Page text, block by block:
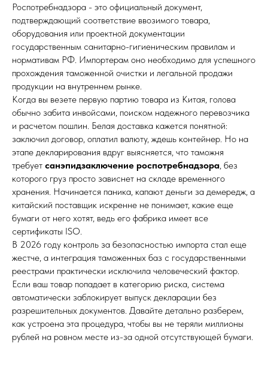
Роспотребнадзора - это официальный документ,
подтверждающий соответствие ввозимого товара,
оборудования или проектной документации
государственным санитарно-гигиеническим правилам и
нормативам РФ. Импортерам оно необходимо для успешного
прохождения таможенной очистки и легальной продажи
продукции на внутреннем рынке.
Когда вы везете первую партию товара из Китая, голова
обычно забита инвойсами, поиском надежного перевозчика
и расчетом пошлин. Белая доставка кажется понятной:
заключил договор, оплатил валюту, ждешь контейнер. Но на
этапе декларирования вдруг выясняется, что таможня
требует санэпидзаключение роспотребнадзора , без
которого груз просто зависнет на складе временного
хранения. Начинается паника, капают деньги за демередж, а
китайский поставщик искренне не понимает, какие еще
бумаги от него хотят, ведь его фабрика имеет все
сертификаты ISO.
В 2026 году контроль за безопасностью импорта стал еще
жестче, а интеграция таможенных баз с государственными
реестрами практически исключила человеческий фактор.
Если ваш товар попадает в категорию риска, система
автоматически заблокирует выпуск декларации без
разрешительных документов. Давайте детально разберем,
как устроена эта процедура, чтобы вы не теряли миллионы
рублей на ровном месте из-за одной отсутствующей бумаги.